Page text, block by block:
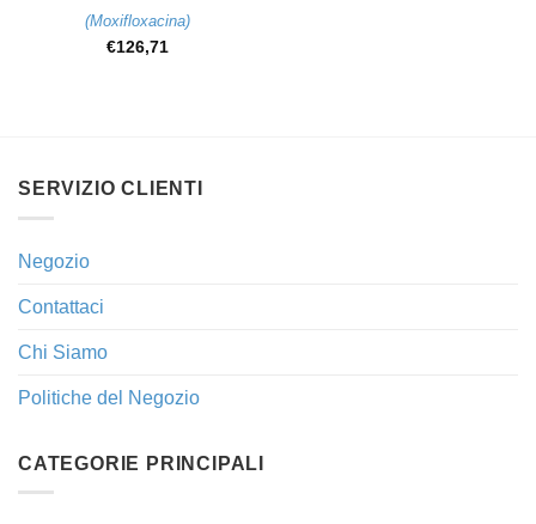
(Moxifloxacina)
€126,71
SERVIZIO CLIENTI
Negozio
Contattaci
Chi Siamo
Politiche del Negozio
CATEGORIE PRINCIPALI